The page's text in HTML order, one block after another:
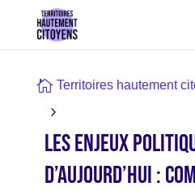
 Territoires hautement
5
Les Enjeux
d’Aujourd’hui :